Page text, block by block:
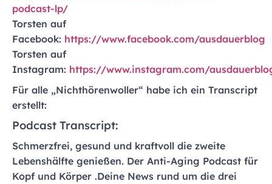
podcast-lp/
Torsten auf
Facebook: https://www.facebook.com/ausdauerblog
Torsten auf
Instagram: https://www.instagram.com/
Für alle „Nichthörenwoller“ habe ich ein Transcript
erstellt:
Podcast Transcript:
Schmerzfrei, gesund und kraftvoll die zweite
Lebenshälfte genießen. Der Anti-Aging Podcast für
Kopf und Körper .Deine News rund um die drei